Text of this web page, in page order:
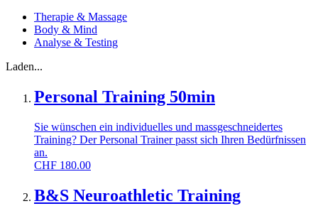
Therapie & Massage
Body & Mind
Analyse & Testing
Laden...
Personal Training 50min
Sie wünschen ein individuelles und massgeschneidertes
Training? Der Personal Trainer passt sich Ihren Bedürfnissen
an.
CHF 180.00
B&S Neuroathletic Training